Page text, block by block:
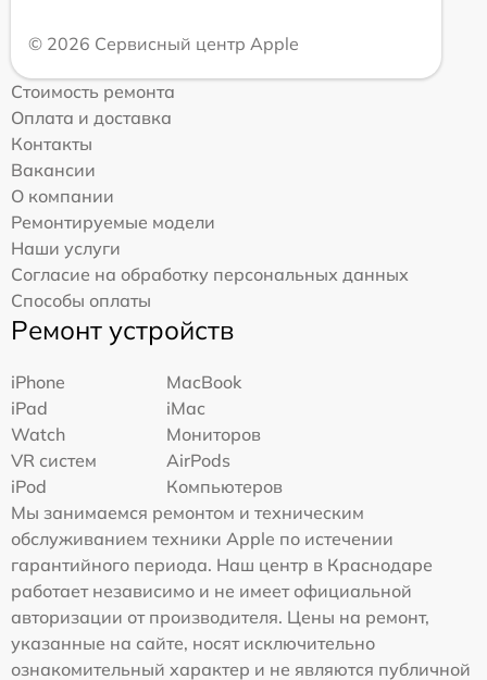
© 2026 Сервисный центр Apple
Стоимость ремонта
Оплата и доставка
Контакты
Вакансии
О компании
Ремонтируемые модели
Наши услуги
Согласие на обработку персональных данных
Способы оплаты
Ремонт устройств
iPhone
MacBook
iPad
iMac
Watch
Мониторов
VR систем
AirPods
iPod
Компьютеров
Мы занимаемся ремонтом и техническим
обслуживанием техники Apple по истечении
гарантийного периода. Наш центр в Краснодаре
работает независимо и не имеет официальной
авторизации от производителя. Цены на ремонт,
указанные на сайте, носят исключительно
ознакомительный характер и не являются публичной